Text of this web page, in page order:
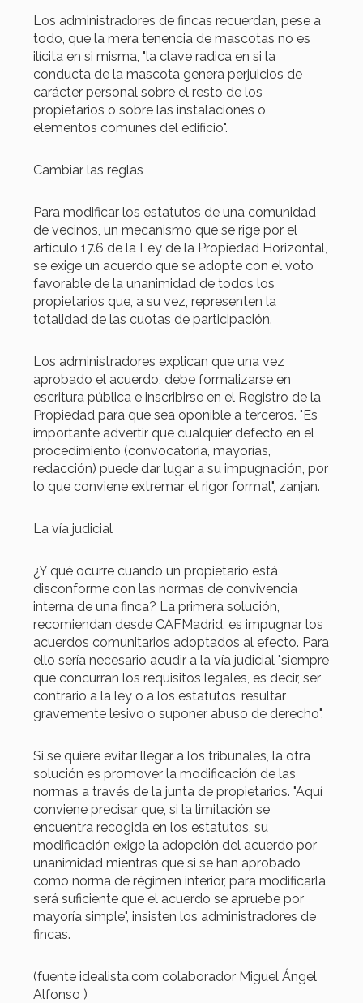
Los administradores de fincas recuerdan, pese a
todo, que la mera tenencia de mascotas no es
ilícita en si misma, "la clave radica en si la
conducta de la mascota genera perjuicios de
carácter personal sobre el resto de los
propietarios o sobre las instalaciones o
elementos comunes del edificio".
Cambiar las reglas
Para modificar los estatutos de una comunidad
de vecinos, un mecanismo que se rige por el
artículo 17.6 de la Ley de la Propiedad Horizontal,
se exige un acuerdo que se adopte con el voto
favorable de la unanimidad de todos los
propietarios que, a su vez, representen la
totalidad de las cuotas de participación.
Los administradores explican que una vez
aprobado el acuerdo, debe formalizarse en
escritura pública e inscribirse en el Registro de la
Propiedad para que sea oponible a terceros. "Es
importante advertir que cualquier defecto en el
procedimiento (convocatoria, mayorías,
redacción) puede dar lugar a su impugnación, por
lo que conviene extremar el rigor formal", zanjan.
La vía judicial
¿Y qué ocurre cuando un propietario está
disconforme con las normas de convivencia
interna de una finca? La primera solución,
recomiendan desde CAFMadrid, es impugnar los
acuerdos comunitarios adoptados al efecto. Para
ello sería necesario acudir a la vía judicial "siempre
que concurran los requisitos legales, es decir, ser
contrario a la ley o a los estatutos, resultar
gravemente lesivo o suponer abuso de derecho".
Si se quiere evitar llegar a los tribunales, la otra
solución es promover la modificación de las
normas a través de la junta de propietarios. "Aquí
conviene precisar que, si la limitación se
encuentra recogida en los estatutos, su
modificación exige la adopción del acuerdo por
unanimidad mientras que si se han aprobado
como norma de régimen interior, para modificarla
será suficiente que el acuerdo se apruebe por
mayoría simple", insisten los administradores de
fincas.
(fuente idealista.com colaborador Miguel Ángel
Alfonso )